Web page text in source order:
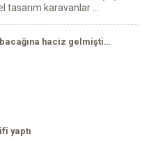
karavanlar ...
haciz gelmişti…
yaptı